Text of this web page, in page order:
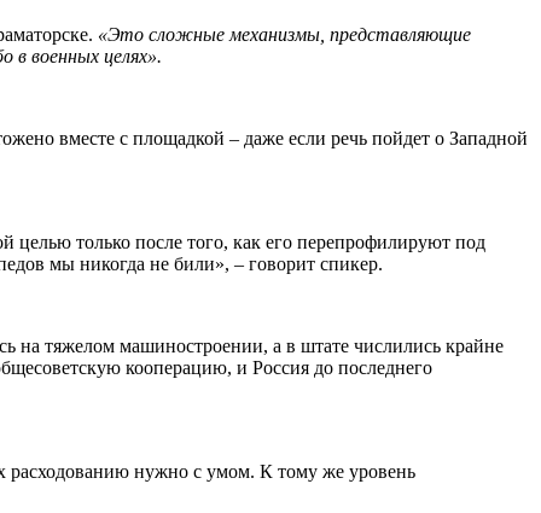
«Это сложные механизмы, представляющие
в военных целях».
вместе с площадкой – даже если речь пойдет о Западной
целью только после того, как его перепрофилируют под
мы никогда не били», – говорит спикер.
на тяжелом машиностроении, а в штате числились крайне
кооперацию, и Россия до последнего
расходованию нужно с умом. К тому же уровень